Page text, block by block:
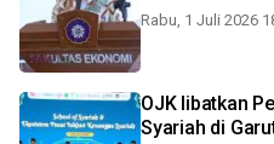
Rabu, 1 Juli 2026
OJK libatkan
Syariah di